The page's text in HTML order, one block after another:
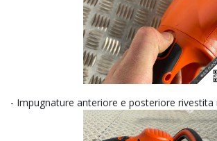
- Impugnature anteriore e posteriore